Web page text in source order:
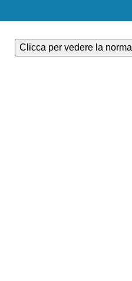
Clicca per vedere la norma